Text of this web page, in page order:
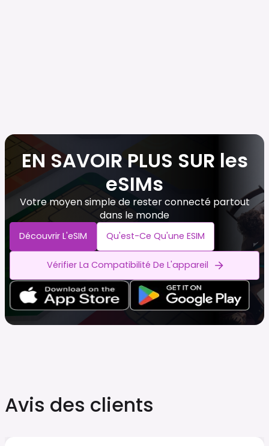
EN SAVOIR PLUS SUR les
eSIMs
Votre moyen simple de rester connecté partout
dans le monde
Découvrir L'eSIM Qu'est-Ce Qu'une ESIM
Vérifier La Compatibilité De L'appareil
Avis des clients